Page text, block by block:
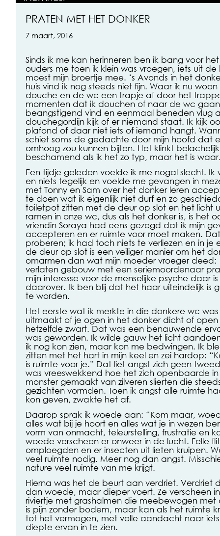
PRATEN MET HET DONKER
7 maart, 2016
Sinds ik me kan herinneren ben ik bang voor
ouders me toen ik klein was vroegen, iets uit
moest mijn broertje mee. ‘s Avonds in het
huis vind ik nog steeds niet fijn. Waar ik nu
douche en de wc een trapje af door het
momenten dat ik douchen of naar de wc gaan
beangstigend vind en eenmaal beneden vlug
douchegordijn kijk of er niemand staat. Ik kijk
plafond of daar niet iets of iemand hangt.
schiet soms de gedachte door mijn hoofd dat
omhoog zou kunnen bijten. Het klinkt
beschamend als ik het zo typ, maar het is
Een tijdje geleden voelde ik me nogal slecht. Ik
en niets tegelijk en voelde me gevangen in
met Tonny en Sam over het donker leren
te doen wat ik eigenlijk niet durf en zo
toiletpot zitten met de deur op slot en het licht
ramen in onze wc, dus als het donker is, is het
vriendin Soraya had eens gezegd dat ik mijn
accepteren en er ruimte voor moet maken.
proberen; ik had toch niets te verliezen en in je
de deur op slot is een veiliger manier om het
omarmen dan wat mijn moeder vroeger deed:
verlaten gebouw met een seriemoordenaar
mijn interesse voor de menselijke psyche daar
daarover. Ik ben blij dat het haar uiteindelijk is
te worden.
Het eerste wat ik merkte in die donkere wc
uitmaakt of je ogen in het donker dicht of open
hetzelfde zwart. Dat was een benauwende
was geworden. Ik wilde gauw het licht
ik nog kon zien, maar kon me bedwingen. Ik
zitten met het hart in mijn keel en zei hardop:
is ruimte voor je.” Dat liet angst zich geen
was vreeswekkend hoe het zich openbaarde
monster gemaakt van zilveren slierten die
gezichten vormden. Toen ik angst alle ruimte
kon geven, zwakte het af.
Daarop sprak ik woede aan: “Kom maar,
alles wat bij je hoort en alles wat je in wezen
vorm van onmacht, teleurstelling, frustratie en
woede verscheen er onweer in de lucht. Felle
omploegden en er insecten uit lieten kruipen.
veel ruimte nodig. Meer nog dan angst.
nature veel ruimte van me krijgt.
Hierna was het de beurt aan verdriet. Verdriet
dan woede, maar dieper voert. Ze verscheen
riviertje met grashalmen die meebewogen met
is pijn zonder bodem, maar kan als het ruimte
tot het vermogen, met volle aandacht naar
diepte ervan in te zien.